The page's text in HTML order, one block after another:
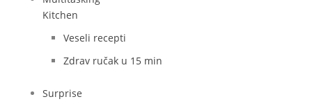
Kitchen
Veseli recepti
Zdrav ručak u 15 min
Surprise